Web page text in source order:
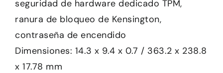
seguridad de hardware dedicado TPM,
ranura de bloqueo de Kensington,
contraseña de encendido
Dimensiones: 14.3 x 9.4 x 0.7 / 363.2 x 238.8
x 17.78 mm